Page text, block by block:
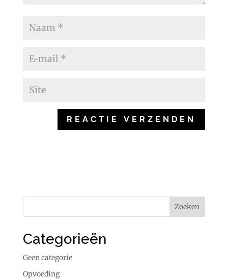
Categorieën
Geen categorie
Opvoeding